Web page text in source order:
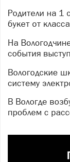
Родители на 1 сентября все чаще выбирают один
букет от класса
На Вологодчине освятили новый храм: в честь
события
Вологодские школы переходят на московскую
систему
В Вологде возбудили уголовное дело из-за
проблем с